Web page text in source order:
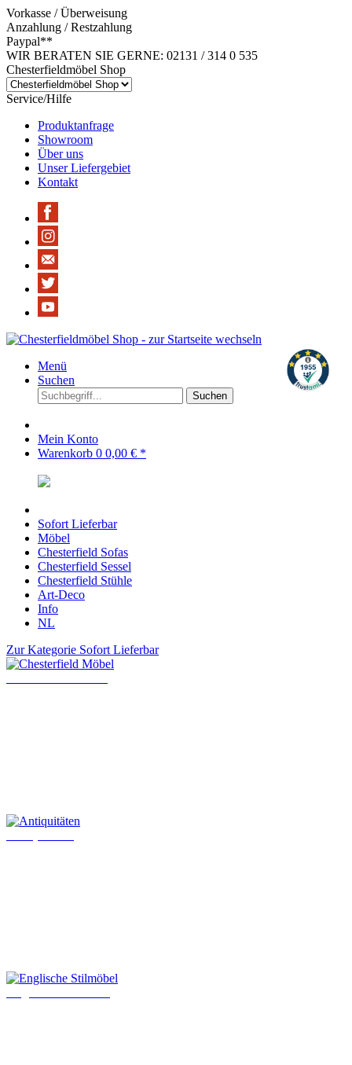
Vorkasse / Überweisung
Anzahlung / Restzahlung
Paypal**
WIR BERATEN SIE GERNE: 02131 / 314 0 535
Chesterfieldmöbel Shop
Service/Hilfe
Produktanfrage
Showroom
Über uns
Unser Liefergebiet
Kontakt
Menü
Suchen
Suchen
Mein Konto
Warenkorb 0 0,00 € *
Sofort Lieferbar
Möbel
Chesterfield Sofas
Chesterfield Sessel
Chesterfield Stühle
Art-Deco
Info
NL
Zur Kategorie Sofort Lieferbar